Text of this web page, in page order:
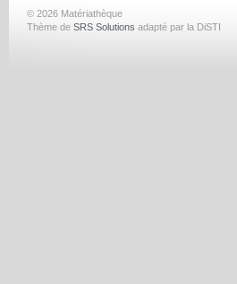
© 2026 Matériathèque
Thème de SRS Solutions adapté par la DiSTI